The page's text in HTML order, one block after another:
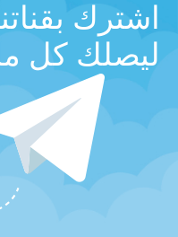
اشترك
ليصلك كل